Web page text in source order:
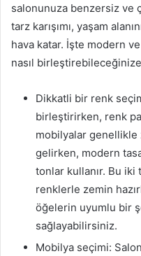
salonunuza benzersiz ve
tarz karışımı, yaşam
hava katar. İşte modern
nasıl
Dikkatli bir renk
birleştirirken, renk
mobilyalar
gelirken, modern
tonlar kullanır. Bu
renklerle zemin
öğelerin uyumlu bir
sağlayabilirsiniz.
Mobilya seçimi: